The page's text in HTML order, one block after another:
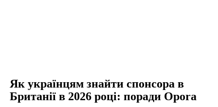
Як українцям знайти спонсора в
Британії в 2026 році: поради Opora